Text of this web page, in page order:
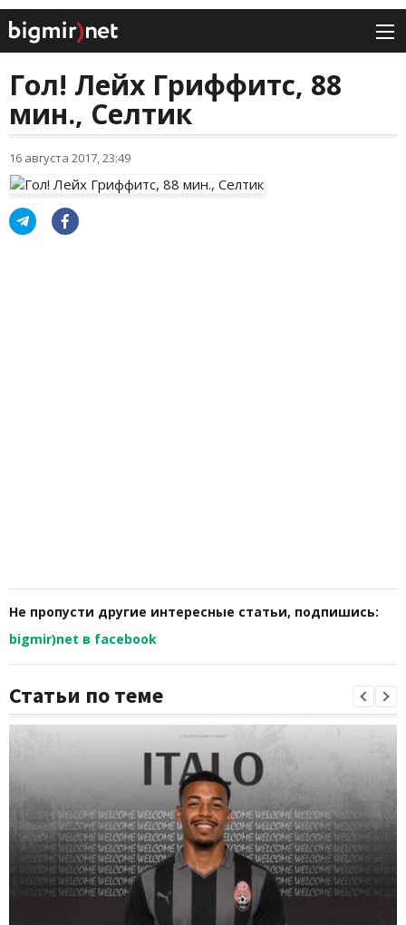
Гол! Лейх Гриффитс, 88
мин., Селтик
16 августа 2017, 23:49
Не пропусти другие интересные статьи, подпишись:
bigmir)net в facebook
Статьи по теме